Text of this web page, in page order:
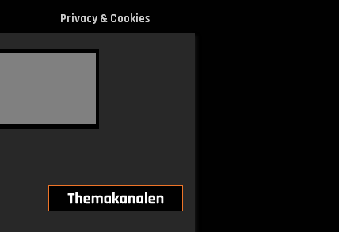
Privacy & Cookies